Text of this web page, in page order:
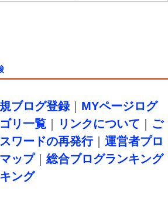
ブログ登録｜ MYページログ
リ一覧 リンクについて
ご
ワードの再発行｜ 運営者プロ
ップ｜ 総合ブログランキング
ング